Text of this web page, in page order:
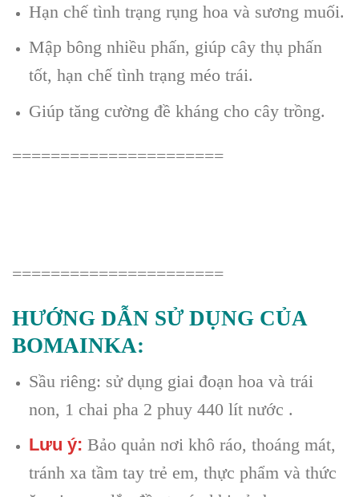
Hạn chế tình trạng rụng hoa và sương muối.
Mập bông nhiều phấn, giúp cây thụ phấn
tốt, hạn chế tình trạng méo trái.
Giúp tăng cường đề kháng cho cây trồng.
======================
======================
HƯỚNG DẪN SỬ DỤNG CỦA
BOMAINKA:
Sầu riêng: sử dụng giai đoạn hoa và trái
non, 1 chai pha 2 phuy 440 lít nước .
Lưu ý: Bảo quản nơi khô ráo, thoáng mát,
tránh xa tầm tay trẻ em, thực phẩm và thức